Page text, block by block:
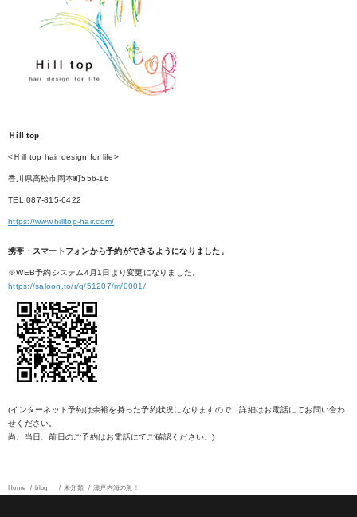
Ｈill top
<Ｈill top hair design for life>
香川県高松市岡本町556-16
TEL:087-815-6422
https://www.hilltop-hair.com/
携帯・スマートフォンから予約ができるようになりました。
※WEB予約システム4月1日より変更になりました。
https://saloon.to/r/g/51207/m/0001/
(インターネット予約は余裕を持った予約状況になりますので、詳細はお電話にてお問い合わ
せください。
尚、当日、前日のご予約はお電話にてご確認ください。)
Home blog 未分類 瀬戸内海の魚！